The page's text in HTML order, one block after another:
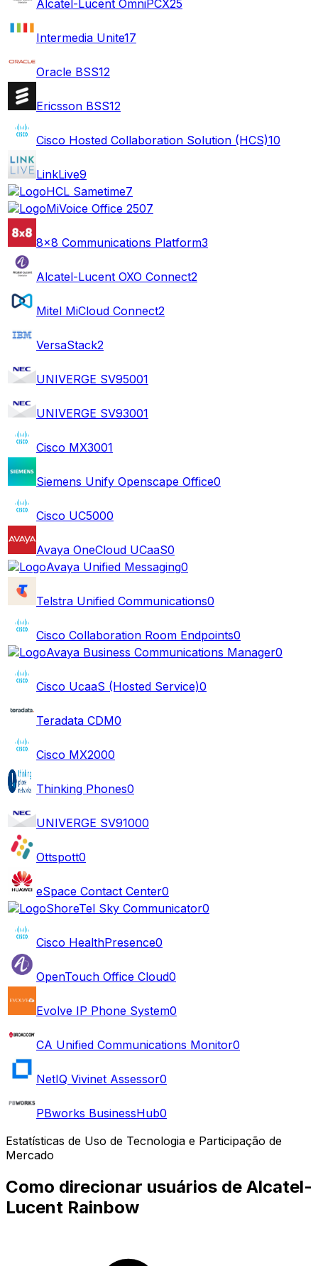
Alcatel-Lucent OmniPCX25
Intermedia Unite17
Oracle BSS12
Ericsson BSS12
Cisco Hosted Collaboration Solution (HCS)10
LinkLive9
HCL Sametime7
MiVoice Office 2507
8x8 Communications Platform3
Alcatel-Lucent OXO Connect2
Mitel MiCloud Connect2
VersaStack2
UNIVERGE SV95001
UNIVERGE SV93001
Cisco MX3001
Siemens Unify Openscape Office0
Cisco UC5000
Avaya OneCloud UCaaS0
Avaya Unified Messaging0
Telstra Unified Communications0
Cisco Collaboration Room Endpoints0
Avaya Business Communications Manager0
Cisco UcaaS (Hosted Service)0
Teradata CDM0
Cisco MX2000
Thinking Phones0
UNIVERGE SV91000
Ottspott0
eSpace Contact Center0
ShoreTel Sky Communicator0
Cisco HealthPresence0
OpenTouch Office Cloud0
Evolve IP Phone System0
CA Unified Communications Monitor0
NetIQ Vivinet Assessor0
PBworks BusinessHub0
Estatísticas de Uso de Tecnologia e Participação de
Mercado
Como direcionar usuários de Alcatel-
Lucent Rainbow